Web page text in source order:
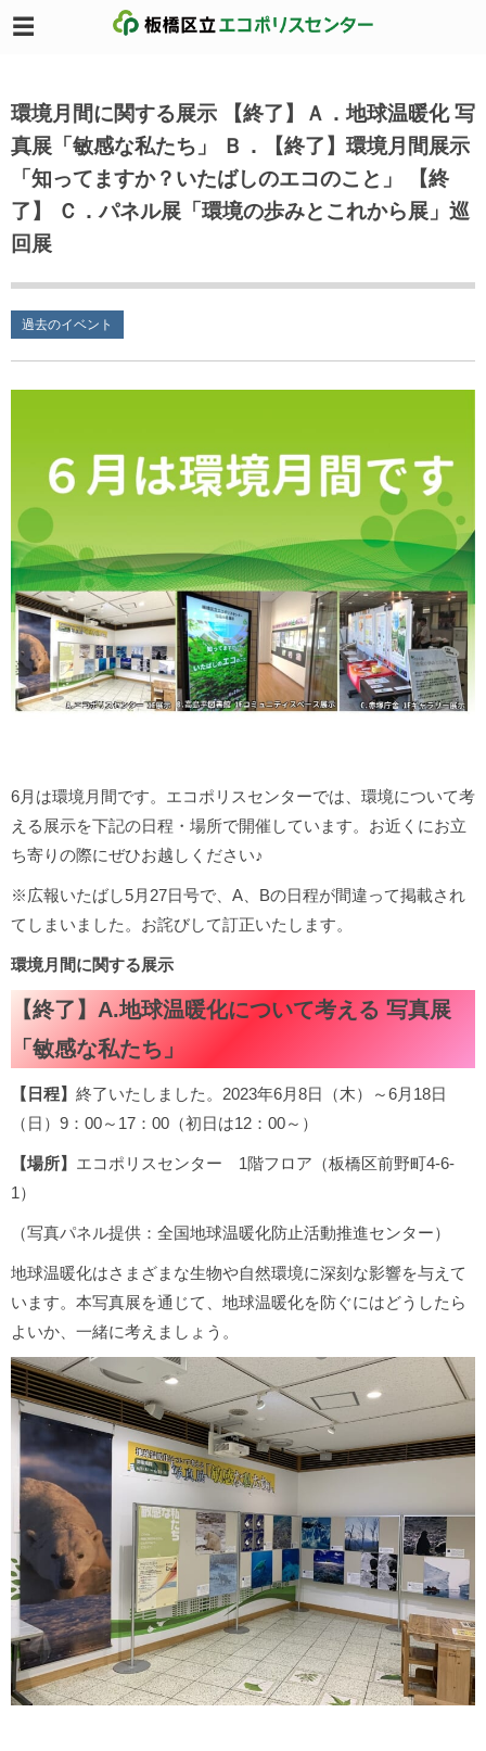
環境月間に関する展示 【終了】Ａ．地球温暖化 写
真展「敏感な私たち」 Ｂ．【終了】環境月間展示
「知ってますか？いたばしのエコのこと」 【終
了】 Ｃ．パネル展「環境の歩みとこれから展」巡
回展
過去のイベント
6月は環境月間です。エコポリスセンターでは、環境について考
える展示を下記の日程・場所で開催しています。お近くにお立
ち寄りの際にぜひお越しください♪
※広報いたばし5月27日号で、A、Bの日程が間違って掲載され
てしまいました。お詫びして訂正いたします。
環境月間に関する展示
【終了】A.地球温暖化について考える 写真展
「敏感な私たち」
【日程】 終了いたしました。2023年6月8日（木）～6月18日
（日）9：00～17：00（初日は12：00～）
【場所】 エコポリスセンター 1階フロア（板橋区前野町4-6-
1）
（写真パネル提供：全国地球温暖化防止活動推進センター）
地球温暖化はさまざまな生物や自然環境に深刻な影響を与えて
います。本写真展を通じて、地球温暖化を防ぐにはどうしたら
よいか、一緒に考えましょう。